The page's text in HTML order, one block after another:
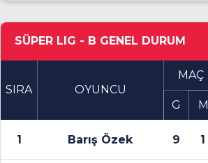
SÜPER LIG - B GENEL DURUM
SIRA OYUNCU
MAÇ
G
M
1 Barış Özek 9 1